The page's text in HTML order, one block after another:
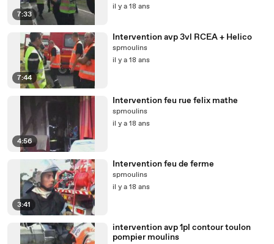
7:33
il y a 18 ans
7:44
Intervention avp 3vl RCEA + Helico
spmoulins
il y a 18 ans
4:56
Intervention feu rue felix mathe
spmoulins
il y a 18 ans
3:41
Intervention feu de ferme
spmoulins
il y a 18 ans
intervention avp 1pl contour toulon
pompier moulins